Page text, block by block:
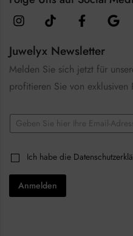
Juwelyx Newsletter
Melden Sie sich jetzt für
profitieren Sie von exklusiven
E
a
i
l
E
lC
h
e
k
Ich habe die
Anmelden